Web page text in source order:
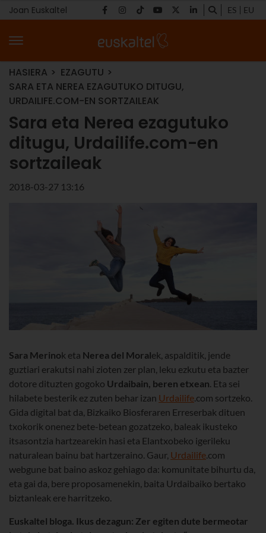
Joan Euskaltel ES EU
HASIERA
EZAGUTU
SARA ETA NEREA EZAGUTUKO DITUGU,
URDAILIFE.COM-EN SORTZAILEAK
Sara eta Nerea ezagutuko
ditugu, Urdailife.com-en
sortzaileak
2018-03-27 13:16
Sara Merinok eta Nerea del Moralek, aspalditik, jende
guztiari erakutsi nahi zioten zer plan, leku ezkutu eta bazter
dotore dituzten gogoko Urdaibain, beren etxean. Eta sei
hilabete besterik ez zuten behar izan Urdailife.com sortzeko.
Gida digital bat da, Bizkaiko Biosferaren Erreserbak dituen
txokorik onenez bete-betean gozatzeko, baleak ikusteko
itsasontzia hartzearekin hasi eta Elantxobeko igerileku
naturalean bainu bat hartzeraino. Gaur, Urdailife.com
webgune bat baino askoz gehiago da: komunitate bihurtu da,
eta gai da, bere proposamenekin, baita Urdaibaiko bertako
biztanleak ere harritzeko.
Euskaltel bloga. Ikus dezagun: Zer egiten dute bermeotar